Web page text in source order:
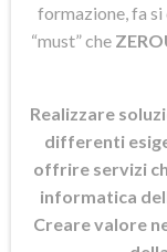
formazione, fa si
“must” che
Realizzare
differenti
offrire servizi
informatica
Creare valore